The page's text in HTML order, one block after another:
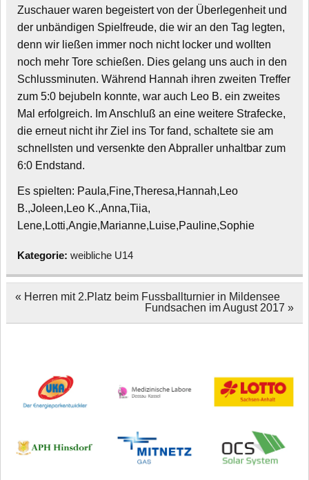
Zuschauer waren begeistert von der Überlegenheit und
der unbändigen Spielfreude, die wir an den Tag legten,
denn wir ließen immer noch nicht locker und wollten
noch mehr Tore schießen. Dies gelang uns auch in den
Schlussminuten. Während Hannah ihren zweiten Treffer
zum 5:0 bejubeln konnte, war auch Leo B. ein zweites
Mal erfolgreich. Im Anschluß an eine weitere Strafecke,
die erneut nicht ihr Ziel ins Tor fand, schaltete sie am
schnellsten und versenkte den Abpraller unhaltbar zum
6:0 Endstand.
Es spielten: Paula,Fine,Theresa,Hannah,Leo
B.,Joleen,Leo K.,Anna,Tiia,
Lene,Lotti,Angie,Marianne,Luise,Pauline,Sophie
Kategorie: weibliche U14
Beitragsnavigation
« Herren mit 2.Platz beim Fussballturnier in Mildensee
Fundsachen im August 2017 »